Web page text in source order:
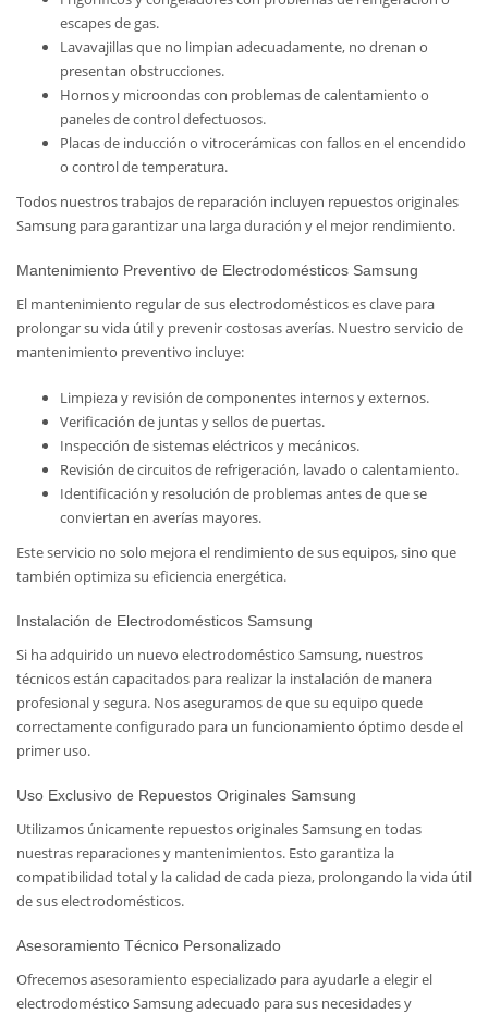
escapes de gas.
Lavavajillas que no limpian adecuadamente, no drenan o
presentan obstrucciones.
Hornos y microondas con problemas de calentamiento o
paneles de control defectuosos.
Placas de inducción o vitrocerámicas con fallos en el encendido
o control de temperatura.
Todos nuestros trabajos de reparación incluyen repuestos originales
Samsung para garantizar una larga duración y el mejor rendimiento.
Mantenimiento Preventivo de Electrodomésticos Samsung
El mantenimiento regular de sus electrodomésticos es clave para
prolongar su vida útil y prevenir costosas averías. Nuestro servicio de
mantenimiento preventivo incluye:
Limpieza y revisión de componentes internos y externos.
Verificación de juntas y sellos de puertas.
Inspección de sistemas eléctricos y mecánicos.
Revisión de circuitos de refrigeración, lavado o calentamiento.
Identificación y resolución de problemas antes de que se
conviertan en averías mayores.
Este servicio no solo mejora el rendimiento de sus equipos, sino que
también optimiza su eficiencia energética.
Instalación de Electrodomésticos Samsung
Si ha adquirido un nuevo electrodoméstico Samsung, nuestros
técnicos están capacitados para realizar la instalación de manera
profesional y segura. Nos aseguramos de que su equipo quede
correctamente configurado para un funcionamiento óptimo desde el
primer uso.
Uso Exclusivo de Repuestos Originales Samsung
Utilizamos únicamente repuestos originales Samsung en todas
nuestras reparaciones y mantenimientos. Esto garantiza la
compatibilidad total y la calidad de cada pieza, prolongando la vida útil
de sus electrodomésticos.
Asesoramiento Técnico Personalizado
Ofrecemos asesoramiento especializado para ayudarle a elegir el
electrodoméstico Samsung adecuado para sus necesidades y